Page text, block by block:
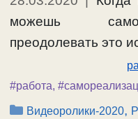
можешь
преодолевать это
#работа,
Рубрики
Видеоролики-2020,